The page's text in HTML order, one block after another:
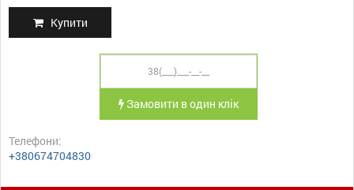
Купити
Замовити в один клік
Телефони:
+380674704830